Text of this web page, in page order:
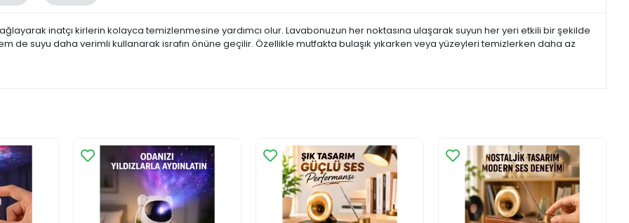
inatçı kirlerin kolayca temizlenmesine yardımcı olur. Lavabonuzun her noktasına ulaşarak suyun her yeri etkili bir şekilde
de suyu daha verimli kullanarak israfın önüne geçilir. Özellikle mutfakta bulaşık yıkarken veya yüzeyleri temizlerken daha az